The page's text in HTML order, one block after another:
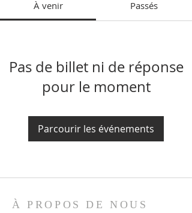
À venir Passés
Pas de billet ni de réponse
pour le moment
Parcourir les événements
À PROPOS DE NOUS